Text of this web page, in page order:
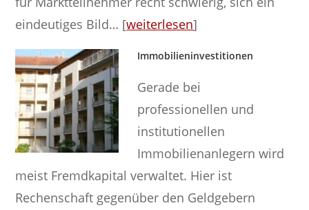
eindeutiges Bild… [weiterlesen]
Immobilieninvestitionen
Gerade bei
professionellen und
institutionellen
Immobilienanlegern wird
meist Fremdkapital verwaltet. Hier ist
Rechenschaft gegenüber den Geldgebern